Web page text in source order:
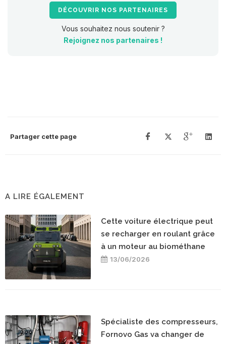
DÉCOUVRIR NOS PARTENAIRES
Vous souhaitez nous soutenir ?
Rejoignez nos partenaires !
Partager cette page
A LIRE ÉGALEMENT
Cette voiture électrique peut
se recharger en roulant grâce
à un moteur au biométhane
13/06/2026
Spécialiste des compresseurs,
Fornovo Gas va changer de